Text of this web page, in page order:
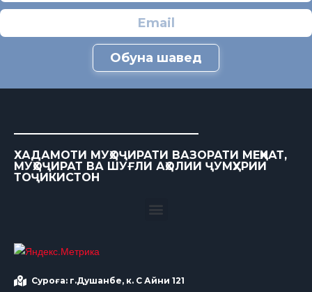
Обуна шавед
ХАДАМОТИ МУҲОҶИРАТИ ВАЗОРАТИ МЕҲНАТ,
МУҲОҶИРАТ ВА ШУҒЛИ АҲОЛИИ ҶУМҲУРИИ
ТОҶИКИСТОН
Суроға: г.Душанбе, к. С Айни 121